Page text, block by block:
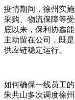
疫情期间，徐州实
采购、物流保障等
底以来，保利协鑫
主动留在公司，既
供应链稳定运行。
如何确保一线员工
朱共山多次调度徐